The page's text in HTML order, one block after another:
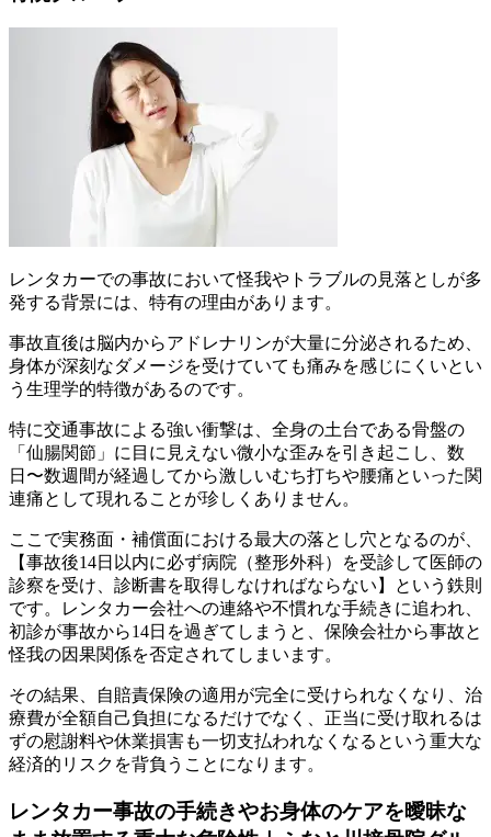
レンタカーでの事故において怪我やトラブルの見落としが多
発する背景には、特有の理由があります。
事故直後は脳内からアドレナリンが大量に分泌されるため、
身体が深刻なダメージを受けていても痛みを感じにくいとい
う生理学的特徴があるのです。
特に交通事故による強い衝撃は、全身の土台である骨盤の
「仙腸関節」に目に見えない微小な歪みを引き起こし、数
日〜数週間が経過してから激しいむち打ちや腰痛といった関
連痛として現れることが珍しくありません。
ここで実務面・補償面における最大の落とし穴となるのが、
【事故後14日以内に必ず病院（整形外科）を受診して医師の
診察を受け、診断書を取得しなければならない】という鉄則
です。レンタカー会社への連絡や不慣れな手続きに追われ、
初診が事故から14日を過ぎてしまうと、保険会社から事故と
怪我の因果関係を否定されてしまいます。
その結果、自賠責保険の適用が完全に受けられなくなり、治
療費が全額自己負担になるだけでなく、正当に受け取れるは
ずの慰謝料や休業損害も一切支払われなくなるという重大な
経済的リスクを背負うことになります。
レンタカー事故の手続きやお身体のケアを曖昧な